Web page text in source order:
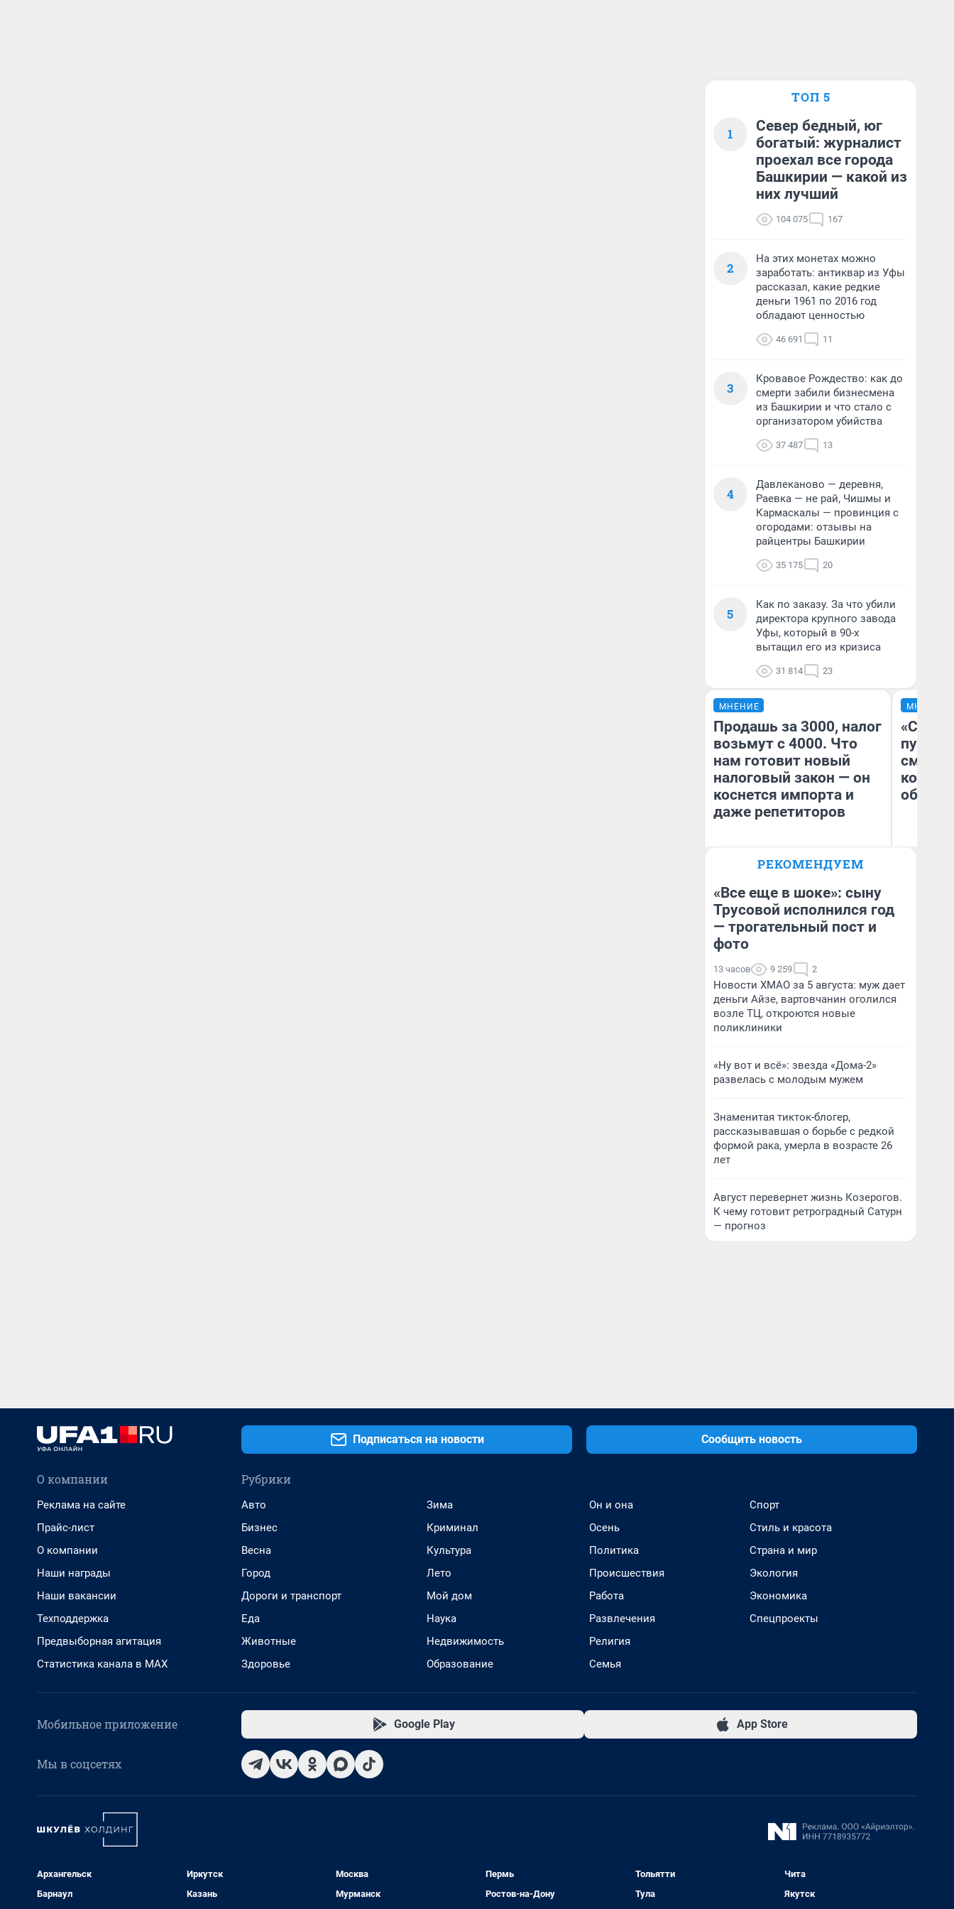
ТОП 5
1
Север бедный, юг
богатый: журналист
проехал все города
Башкирии — какой из
них лучший
104 075 167
2
На этих монетах можно
заработать: антиквар из Уфы
рассказал, какие редкие
деньги 1961 по 2016 год
обладают ценностью
46 691 11
3
Кровавое Рождество: как до
смерти забили бизнесмена
из Башкирии и что стало с
организатором убийства
37 487 13
4
Давлеканово — деревня,
Раевка — не рай, Чишмы и
Кармаскалы — провинция с
огородами: отзывы на
райцентры Башкирии
35 175 20
5
Как по заказу. За что убили
директора крупного завода
Уфы, который в 90-х
вытащил его из кризиса
31 814 23
МНЕНИЕ
Продашь за 3000, налог
возьмут с 4000. Что
нам готовит новый
налоговый закон — он
коснется импорта и
даже репетиторов
Анастасия Завгородняя
МНЕНИЕ
РЕКОМЕНДУЕМ
«Все еще в шоке»: сыну
Трусовой исполнился год
— трогательный пост и
фото
13 часов 9 259 2
Новости ХМАО за 5 августа: муж дает
деньги Айзе, вартовчанин оголился
возле ТЦ, откроются новые
поликлиники
«Ну вот и всё»: звезда «Дома-2»
развелась с молодым мужем
Знаменитая тикток-блогер,
рассказывавшая о борьбе с редкой
формой рака, умерла в возрасте 26
лет
Август перевернет жизнь Козерогов.
К чему готовит ретроградный Сатурн
— прогноз
Подписаться на новости Сообщить новость
О компании
Реклама на сайте
Прайс-лист
О компании
Наши награды
Наши вакансии
Техподдержка
Предвыборная агитация
Статистика канала в MAX
Рубрики
Авто
Бизнес
Весна
Город
Дороги и транспорт
Еда
Животные
Здоровье
Зима
Криминал
Культура
Лето
Мой дом
Наука
Недвижимость
Образование
Он и она
Осень
Политика
Происшествия
Работа
Развлечения
Религия
Семья
Спорт
Стиль и красота
Страна и мир
Экология
Экономика
Спецпроекты
Мобильное приложение Google Play App Store
Мы в соцсетях
Архангельск
Барнаул
Иркутск
Казань
Москва
Мурманск
Пермь
Ростов-на-Дону
Тольятти
Тула
Чита
Якутск